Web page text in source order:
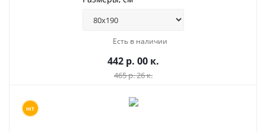
Есть в наличии
442 р. 00 к.
465 р. 26 к.
HIT